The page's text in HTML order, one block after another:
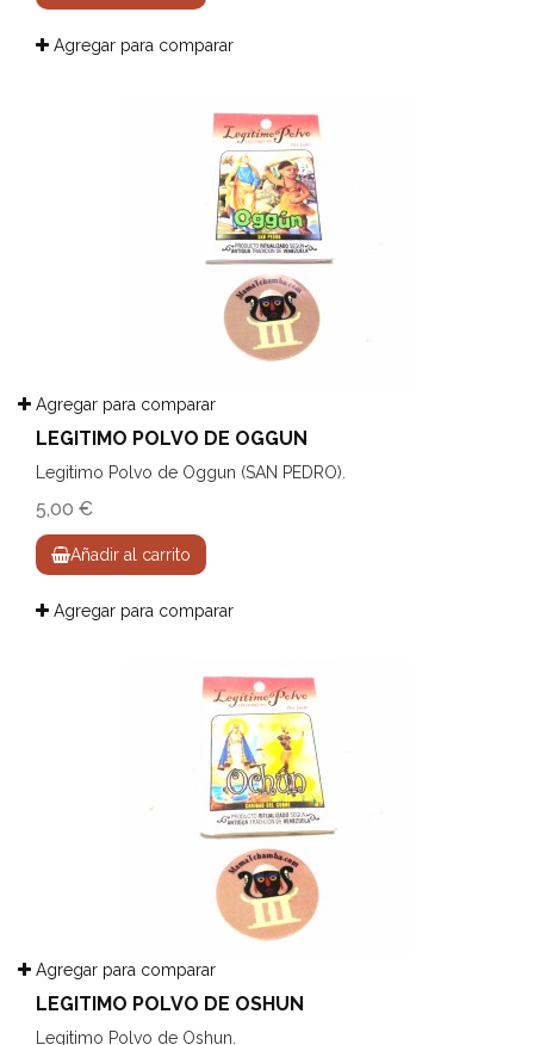
Agregar para comparar
Agregar para comparar
LEGITIMO POLVO DE OGGUN
Legitimo Polvo de Oggun (SAN PEDRO).
5,00 €
Añadir al carrito
Agregar para comparar
Agregar para comparar
LEGITIMO POLVO DE OSHUN
Legitimo Polvo de Oshun.